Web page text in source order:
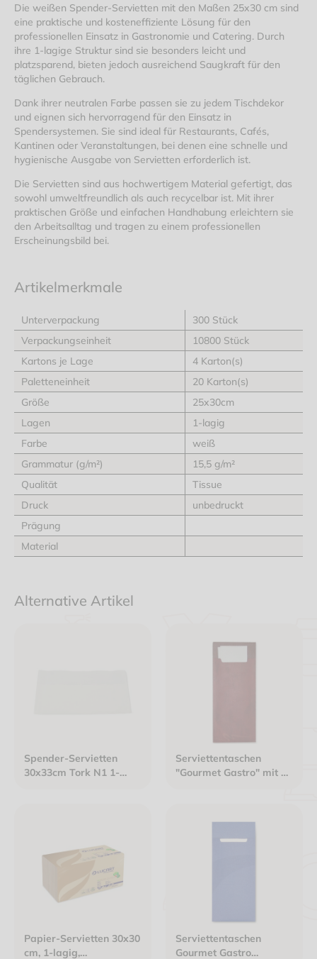
Die weißen Spender-Servietten mit den Maßen 25x30 cm sind
eine praktische und kosteneffiziente Lösung für den
professionellen Einsatz in Gastronomie und Catering. Durch
ihre 1-lagige Struktur sind sie besonders leicht und
platzsparend, bieten jedoch ausreichend Saugkraft für den
täglichen Gebrauch.
Dank ihrer neutralen Farbe passen sie zu jedem Tischdekor
und eignen sich hervorragend für den Einsatz in
Spendersystemen. Sie sind ideal für Restaurants, Cafés,
Kantinen oder Veranstaltungen, bei denen eine schnelle und
hygienische Ausgabe von Servietten erforderlich ist.
Die Servietten sind aus hochwertigem Material gefertigt, das
sowohl umweltfreundlich als auch recycelbar ist. Mit ihrer
praktischen Größe und einfachen Handhabung erleichtern sie
den Arbeitsalltag und tragen zu einem professionellen
Erscheinungsbild bei.
Artikelmerkmale
Unterverpackung
300 Stück
Verpackungseinheit
10800 Stück
Kartons je Lage
4 Karton(s)
Paletteneinheit
20 Karton(s)
Größe
25x30cm
Lagen
1-lagig
Farbe
weiß
Grammatur (g/m²)
15,5 g/m²
Qualität
Tissue
Druck
unbedruckt
Prägung
Material
Alternative Artikel
Spender-Servietten
30x33cm Tork N1 1-
Serviettentaschen
"Gourmet Gastro" mit 2-
Papier-Servietten 30x30
cm, 1-lagig,
Serviettentaschen
Gourmet Gastro